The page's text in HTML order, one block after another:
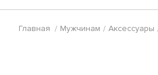
Главная Мужчинам Аксессуары